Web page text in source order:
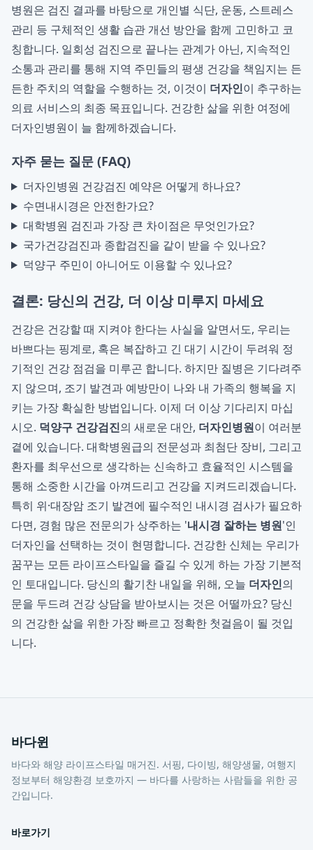
병원은 검진 결과를 바탕으로 개인별 식단, 운동, 스트레스
관리 등 구체적인 생활 습관 개선 방안을 함께 고민하고 코
칭합니다. 일회성 검진으로 끝나는 관계가 아닌, 지속적인
소통과 관리를 통해 지역 주민들의 평생 건강을 책임지는 든
든한 주치의 역할을 수행하는 것, 이것이 더자인이 추구하는
의료 서비스의 최종 목표입니다. 건강한 삶을 위한 여정에
더자인병원이 늘 함께하겠습니다.
자주 묻는 질문 (FAQ)
더자인병원 건강검진 예약은 어떻게 하나요?
수면내시경은 안전한가요?
대학병원 검진과 가장 큰 차이점은 무엇인가요?
국가건강검진과 종합검진을 같이 받을 수 있나요?
덕양구 주민이 아니어도 이용할 수 있나요?
결론: 당신의 건강, 더 이상 미루지 마세요
건강은 건강할 때 지켜야 한다는 사실을 알면서도, 우리는
바쁘다는 핑계로, 혹은 복잡하고 긴 대기 시간이 두려워 정
기적인 건강 점검을 미루곤 합니다. 하지만 질병은 기다려주
지 않으며, 조기 발견과 예방만이 나와 내 가족의 행복을 지
키는 가장 확실한 방법입니다. 이제 더 이상 기다리지 마십
시오. 덕양구 건강검진의 새로운 대안, 더자인병원이 여러분
곁에 있습니다. 대학병원급의 전문성과 최첨단 장비, 그리고
환자를 최우선으로 생각하는 신속하고 효율적인 시스템을
통해 소중한 시간을 아껴드리고 건강을 지켜드리겠습니다.
특히 위·대장암 조기 발견에 필수적인 내시경 검사가 필요하
다면, 경험 많은 전문의가 상주하는 '내시경 잘하는 병원'인
더자인을 선택하는 것이 현명합니다. 건강한 신체는 우리가
꿈꾸는 모든 라이프스타일을 즐길 수 있게 하는 가장 기본적
인 토대입니다. 당신의 활기찬 내일을 위해, 오늘 더자인의
문을 두드려 건강 상담을 받아보시는 것은 어떨까요? 당신
의 건강한 삶을 위한 가장 빠르고 정확한 첫걸음이 될 것입
니다.
바다윈
바다와 해양 라이프스타일 매거진. 서핑, 다이빙, 해양생물, 여행지
정보부터 해양환경 보호까지 — 바다를 사랑하는 사람들을 위한 공
간입니다.
바로가기